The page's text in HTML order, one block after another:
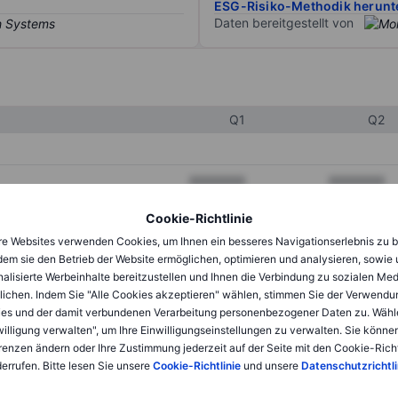
Cookie-Richtlinie
Websites verwenden Cookies, um Ihnen ein besseres Navigationserlebnis zu
sie den Betrieb der Website ermöglichen, optimieren und analysieren, sowie
Werbeinhalte bereitzustellen und Ihnen die Verbindung zu sozialen
Indem Sie "Alle Cookies akzeptieren" wählen, stimmen Sie der
und der damit verbundenen Verarbeitung personenbezogener Daten zu.
verwalten", um Ihre Einwilligungseinstellungen zu verwalten. Sie
ändern oder Ihre Zustimmung jederzeit auf der Seite mit den Cookie-
Bitte lesen Sie unsere Cookie-Richtlinieund unsere
ESG-Risiko-Methodik
Daten bereitgestellt von
Q1 Q2
XXXXXXX XXXXXXX
XXXXXXX
XXXXXXX XXXXXXX
XXXXXXX XXXXXXX
XXXXXXX XXXXXXX